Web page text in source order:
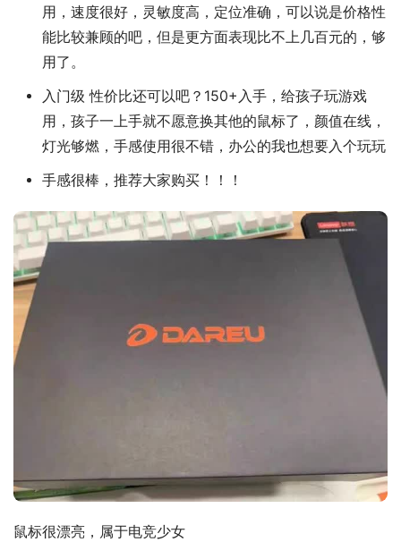
用，速度很好，灵敏度高，定位准确，可以说是价格性
能比较兼顾的吧，但是更方面表现比不上几百元的，够
用了。
入门级 性价比还可以吧？150+入手，给孩子玩游戏
用，孩子一上手就不愿意换其他的鼠标了，颜值在线，
灯光够燃，手感使用很不错，办公的我也想要入个玩玩
手感很棒，推荐大家购买！！！
鼠标很漂亮，属于电竞少女